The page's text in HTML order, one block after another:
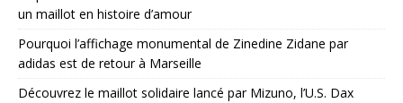
un maillot en histoire d’amour
Pourquoi l’affichage monumental de Zinedine Zidane par
adidas est de retour à Marseille
Découvrez le maillot solidaire lancé par Mizuno, l’U.S. Dax